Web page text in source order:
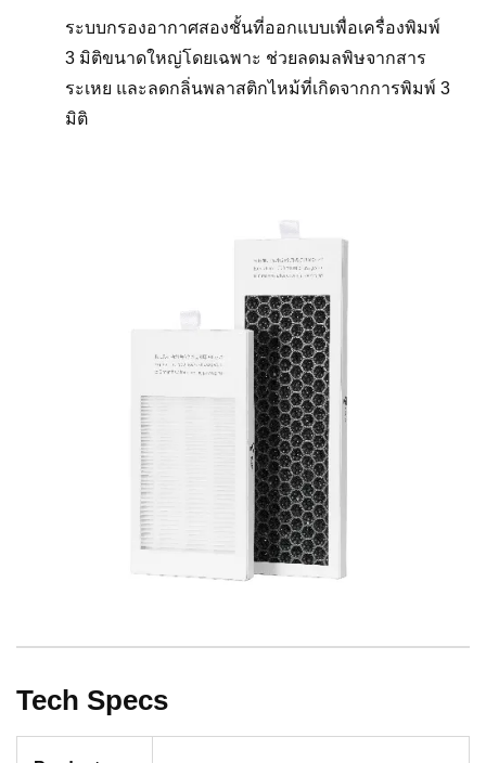
ระบบกรองอากาศสองชั้นที่ออกแบบเพื่อเครื่องพิมพ์
3 มิติขนาดใหญ่โดยเฉพาะ ช่วยลดมลพิษจากสาร
ระเหย และลดกลิ่นพลาสติกไหม้ที่เกิดจากการพิมพ์ 3
มิติ
Tech Specs